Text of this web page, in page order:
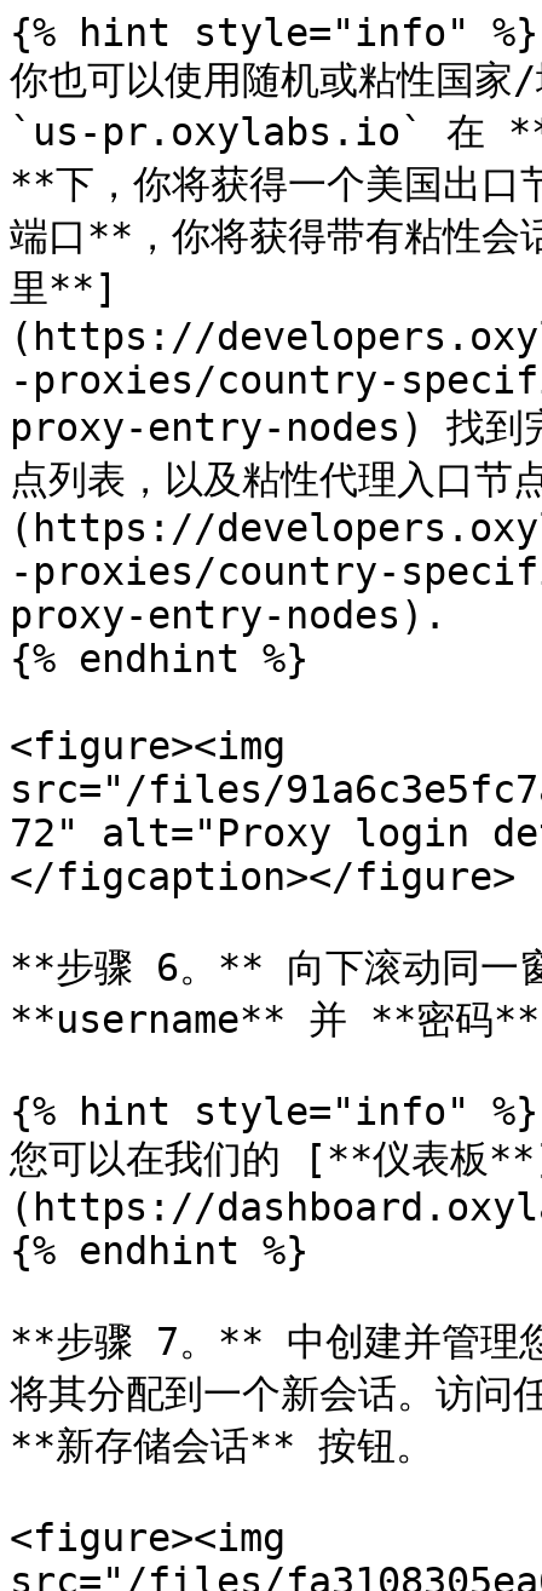
{% hint style="info" %}
你也可以使用随机或粘性国家
`us-pr.oxylabs.io` 在 **
**下，你将获得一个美国出
端口**，你将获得带有粘性
里**]
(https://
-proxies/country-
proxy-entry-nodes) 找到完
点列表，以及粘性代理入
(https://
-proxies/country-
proxy-entry-nodes).
{% endhint %}
<figure><img
src="/files/
72" alt="Proxy login
</figcaption></figure>
**步骤 6。** 向下滚动同一
**username** 并 **密码**
{% hint style="info" %}
您可以在我们的 [**仪表板
(https://
{% endhint %}
**步骤 7。** 中创建并管理
将其分配到一个新会话。访问
**新存储会话** 按钮。
<figure><img
src="/files/